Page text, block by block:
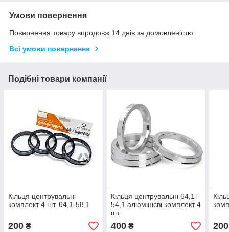
Умови повернення
Повернення товару впродовж 14 днів за домовленістю
Всі умови повернення
Подібні товари компанії
Кільця центрувальні
комплект 4 шт. 64,1-58,1
200 ₴
Кільця центрувальні 64,1-
54,1 алюмінієві комплект 4
шт.
400₴ 200